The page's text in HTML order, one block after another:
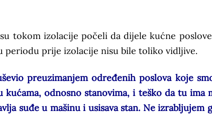
tokom izolacije počeli da dijele kućne
periodu prije izolacije nisu bile toliko vidljive.
preuzimanjem određenih poslova koje
kućama, odnosno stanovima, i teško da tu ima
suđe u mašinu i usisava stan. Ne izrabljujem